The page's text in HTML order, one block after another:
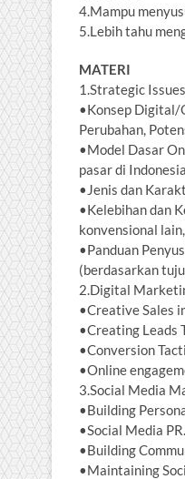
4.Mampu
5.Lebih tahu
MATERI
1.Strategic
•Konsep Digital/
Perubahan,
•Model Dasar
pasar di
•Jenis dan
•Kelebihan dan
konvensional
•Panduan
(berdasarkan
2.Digital
•Creative Sales
•Creating Leads
•Conversion
•Online
3.Social Media
•Building
•Social Media PR.
•Building
•Maintaining